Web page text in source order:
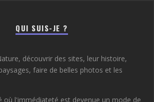
QUI SUIS-JE ?
découvrir des sites, leur histoire,
faire de belles photos et les
où l'immédiateté est devenue un mode de